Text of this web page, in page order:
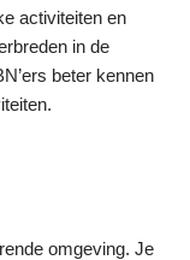
activiteiten en
in de
beter kennen
omgeving. Je